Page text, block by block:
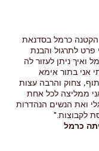
הקטנה כרמל בסדנאת
פרט לתרגול והבנת
ואיך ניתן לעזור לה
אני בתור אימא
צחוק והרבה עצות
ממליצה לכל אחת
ואת הנשים הנהדרות
לקבוצות."
כרמל